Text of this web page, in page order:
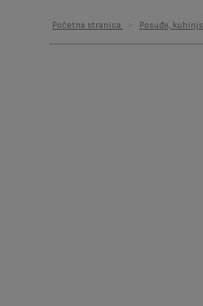
Početna stranica Posuđe,